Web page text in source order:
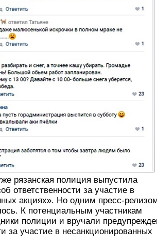
рязанская полиция выпустила
ответственности за участие в
акциях». Но одним пресс-
К потенциальным участникам
полиции и вручали
за участие в несанкционированных